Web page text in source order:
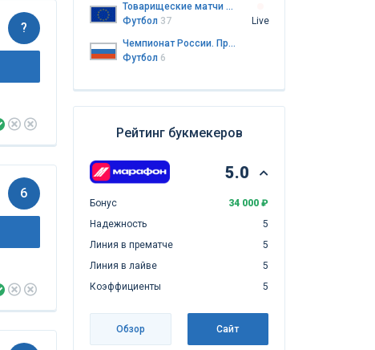
?
6
Товарищеские матчи клубов
Футбол 37
Live
Чемпионат России. Премьер-лига
Футбол 6
Рейтинг букмекеров
5.0
Бонус
34 000 ₽
Надежность
5
Линия в прематче
5
Линия в лайве
5
Коэффициенты
5
Обзор Сайт